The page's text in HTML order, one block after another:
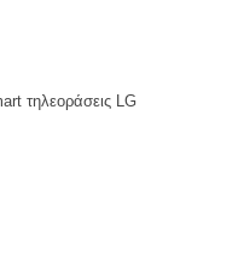
τηλεοράσεις LG